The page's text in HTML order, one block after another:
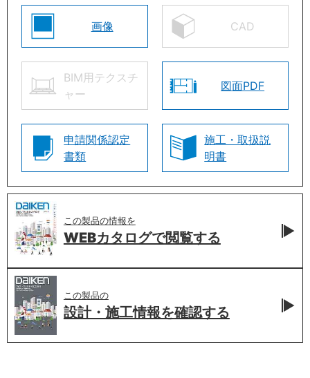
画像 CAD
BIM用テクスチ
ャー
図面PDF
申請関係認定
書類
施工・取扱説
明書
この製品の情報を
WEBカタログで閲覧する
この製品の
設計・施工情報を確認する